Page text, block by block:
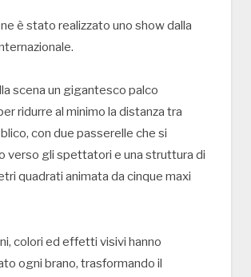
è stato realizzato uno show dalla
scena un gigantesco palco
ridurre al minimo la distanza tra
con due passerelle che si
verso gli spettatori e una struttura di
quadrati animata da cinque maxi
colori ed effetti visivi hanno
ogni brano, trasformando il